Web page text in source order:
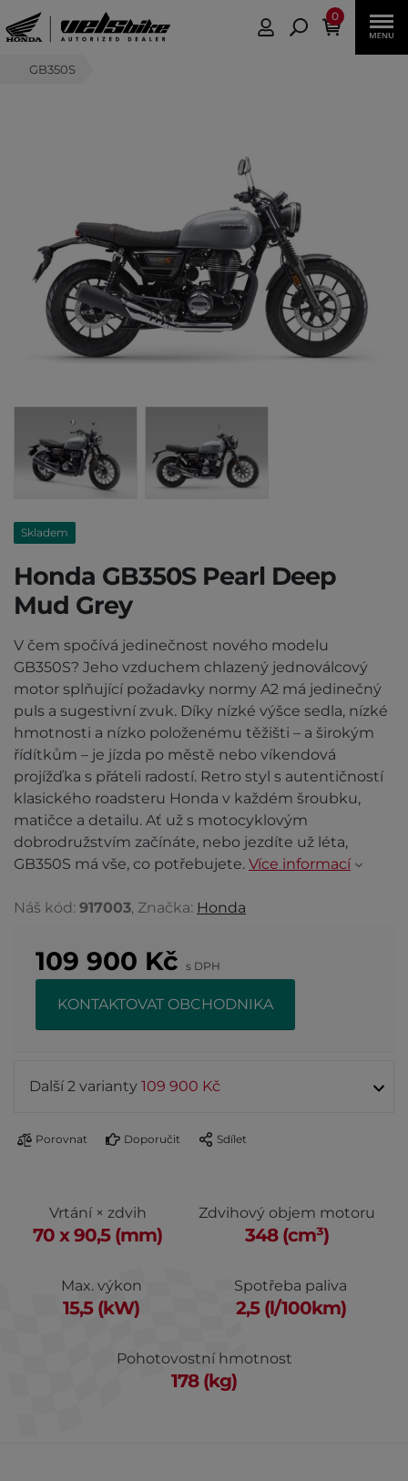
0
GB350S
Skladem
Honda GB350S Pearl Deep
Mud Grey
V čem spočívá jedinečnost nového modelu
GB350S? Jeho vzduchem chlazený jednoválcový
motor splňující požadavky normy A2 má jedinečný
puls a sugestivní zvuk. Díky nízké výšce sedla, nízké
hmotnosti a nízko položenému těžišti – a širokým
řídítkům – je jízda po městě nebo víkendová
projížďka s přáteli radostí. Retro styl s autentičností
klasického roadsteru Honda v každém šroubku,
matičce a detailu. Ať už s motocyklovým
dobrodružstvím začínáte, nebo jezdíte už léta,
GB350S má vše, co potřebujete. Více informací
Náš kód: 917003, Značka: Honda
109 900 Kč s DPH
KONTAKTOVAT OBCHODNIKA
Další 2 varianty 109 900 Kč
Porovnat Doporučit Sdílet
Vrtání × zdvih
70 x 90,5 (mm)
Zdvihový objem motoru
348 (cm³)
Max. výkon
15,5 (kW)
Spotřeba paliva
2,5 (l/100km)
Pohotovostní hmotnost
178 (kg)